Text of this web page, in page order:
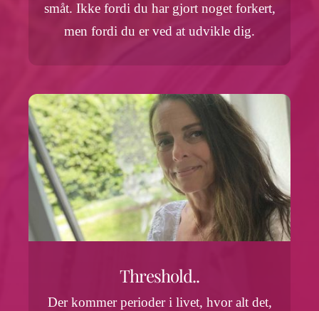
småt. Ikke fordi du har gjort noget forkert,
men fordi du er ved at udvikle dig.
Threshold..
Der kommer perioder i livet, hvor alt det,